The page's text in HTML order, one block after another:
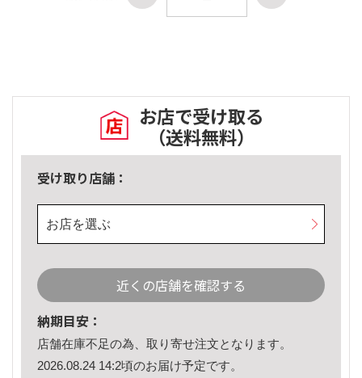
お店で受け取る
（送料無料）
受け取り店舗：
お店を選ぶ
近くの店舗を確認する
納期目安：
店舗在庫不足の為、取り寄せ注文となります。
2026.08.24 14:2頃のお届け予定です。